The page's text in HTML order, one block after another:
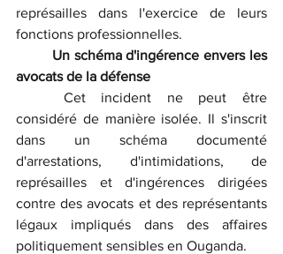
représailles dans l'exercice de leurs
fonctions professionnelles.
avocats de la défense
considéré de manière isolée. Il s'inscrit
dans un schéma documenté
d'arrestations, d'intimidations, de
représailles et d'ingérences dirigées
contre des avocats et des représentants
légaux impliqués dans des affaires
politiquement sensibles en Ouganda.